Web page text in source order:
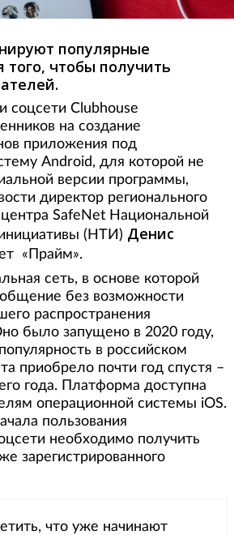
популярные
чтобы получить
соцсети Clubhouse
на создание
приложения под
Android, для которой не
версии программы,
директор регионального
SafeNet Национальной
(НТИ) Денис
«Прайм».
сеть, в основе которой
без возможности
распространения
было запущено в 2020 году,
в российском
приобрело почти год спустя –
года. Платформа доступна
операционной системы iOS.
пользования
необходимо получить
зарегистрированного
что уже начинают